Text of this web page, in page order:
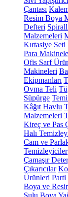
Çantası
Resim Boya
Defteri
Malzemeleri
Kırtasiye Seti
Para
Ofis Sarf
Makineleri
Ekipmanları
Ovma Teli
Süpürge
Kâğıt Havlu
Malzemeleri
Kireç ve Pas
Halı
Cam ve
Temizleyiciler
Çamaşır
Çıkarıcılar
Ürünleri Parti
Boya ve
Sulu Boya